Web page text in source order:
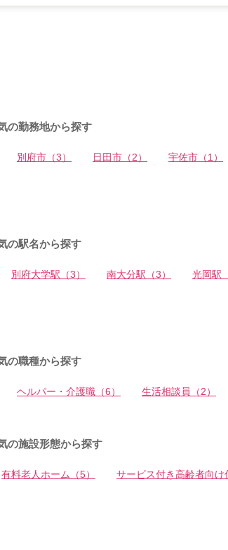
の勤務地から探す
別府市（3） 日田市（2） 宇佐市（1）
の駅名から探す
別府大学駅（3） 南大分駅（3） 光岡駅
の職種から探す
ヘルパー・介護職（6） 生活相談員（2）
の施設形態から探す
有料老人ホーム（5） サービス付き高齢者向け